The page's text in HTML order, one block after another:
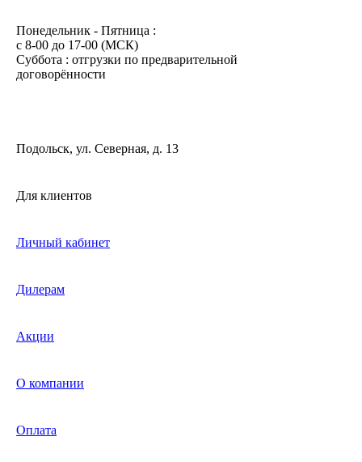
Понедельник - Пятница :
c 8-00 до 17-00 (МСК)
Суббота : отгрузки по предварительной
договорённости
Подольск, ул. Северная, д. 13
Для клиентов
Личный кабинет
Дилерам
Акции
О компании
Оплата